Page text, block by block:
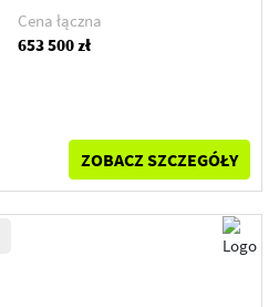
Cena łączna
653 500 zł
ZOBACZ SZCZEGÓŁY